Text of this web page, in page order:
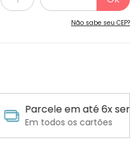
Não sabe seu CEP?
em até 6x sem juros
os cartões